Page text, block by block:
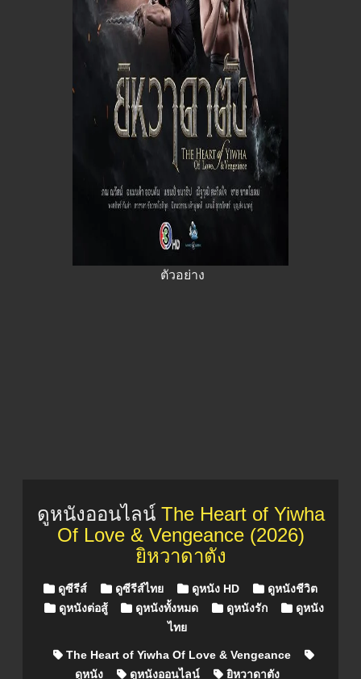
ตัวอย่าง
ดูหนังออนไลน์ The Heart of Yiwha
Of Love & Vengeance (2026)
ยิหวาดาตัง
Posted in
ดูซีรีส์ ดูซีรีส์ไทย ดูหนัง HD
ดูหนังชีวิต
ดูหนังต่อสู้
ดูหนังทั้งหมด ดูหนังรัก
ดูหนัง
ไทย
The Heart of Yiwha Of Love & Vengeance
ดูหนัง
ดูหนังออนไลน์ ยิหวาดาตัง